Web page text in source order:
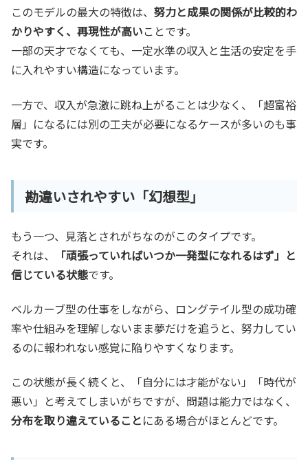
このモデルの最大の特徴は、 努力と成果の関係が比較的わ
かりやすく、再現性が高いことです。
一部の天才でなくても、一定水準の収入と生活の安定を手
に入れやすい構造になっています。
一方で、収入が急激に跳ね上がることは少なく、「超富裕
層」になるには別の工夫が必要になるケースが多いのも事
実です。
勘違いされやすい「幻想型」
もう一つ、見落とされがちなのがこのタイプです。
それは、
「頑張っていればいつか一発型になれるはず」と
信じている状態です。
ベルカーブ型の仕事をしながら、ロングテイル型の成功確
率や仕組みを理解しないまま夢だけを追うと、努力してい
るのに報われない感覚に陥りやすくなります。
この状態が長く続くと、「自分には才能がない」「時代が
悪い」と考えてしまいがちですが、問題は能力ではなく、
分布を取り違えていることにある場合がほとんどです。